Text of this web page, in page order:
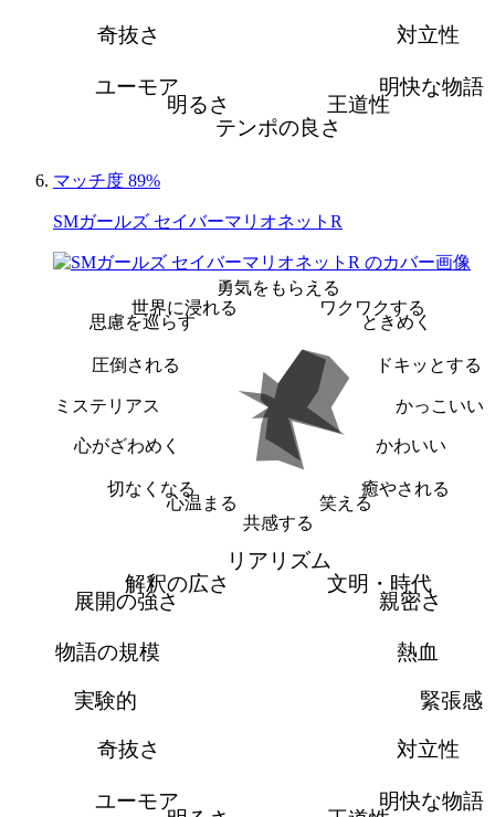
対立性
明快な物語
王道性
テンポの良さ
明るさ
ユーモア
奇抜さ
マッチ度 89%
SMガールズ セイバーマリオネットR
勇気をもらえる
ワクワクする
ときめく
ドキッとする
かっこいい
かわいい
癒やされる
笑える
共感する
心温まる
切なくなる
心がざわめく
ミステリアス
圧倒される
思慮を巡らす
世界に浸れる
リアリズム
文明・時代
親密さ
熱血
緊張感
対立性
明快な物語
ユーモア
奇抜さ
実験的
物語の規模
展開の強さ
解釈の広さ